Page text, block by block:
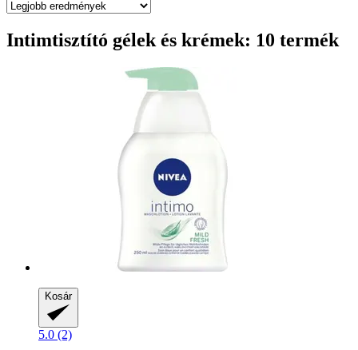
Intimtisztító gélek és krémek: 10 termék
Kosár
5.0 (2)